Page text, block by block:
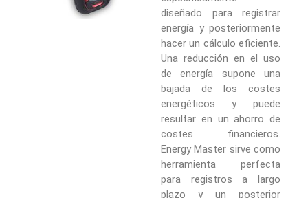
diseñado para registrar
energía y posteriormente
hacer un cálculo eficiente.
Una reducción en el uso
de energía supone una
bajada de los costes
energéticos y puede
resultar en un ahorro de
costes financieros.
Energy Master sirve como
herramienta perfecta
para registros a largo
plazo y un posterior